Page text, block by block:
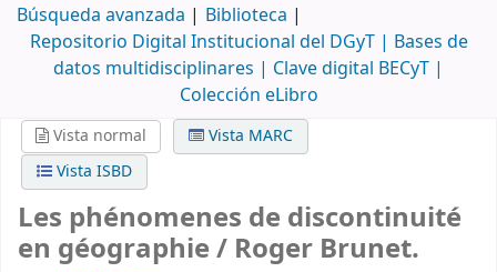
Búsqueda avanzada
Biblioteca
Repositorio Digital Institucional del DGyT | Bases de
datos multidisciplinares | Clave digital BECyT |
Colección eLibro
Vista normal
Vista MARC
Vista ISBD
Les phénomenes de discontinuité
en géographie / Roger Brunet.